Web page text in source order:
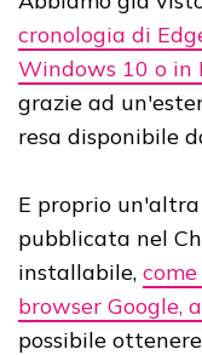
cronologia di
Windows 10 o in
grazie ad
resa disponibile
E proprio
pubblicata nel
installabile,
browser Google,
possibile